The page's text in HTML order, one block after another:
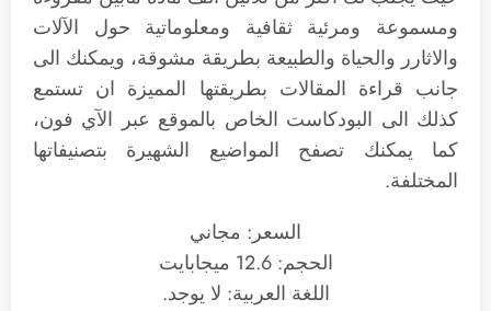
ومسموعة ومرئية ثقافية ومعلوماتية حول الآلات
والاثارر والحياة والطبيعة بطريقة مشوقة، ويمكنك الى
جانب قراءة المقالات بطريقتها المميزة ان تستمع
كذلك الى البودكاست الخاص بالموقع عبر الآي فون،
كما يمكنك تصفح المواضيع الشهيرة بتصنيفاتها
المختلفة.
السعر: مجاني
الحجم: 12.6 ميجابايت
اللغة العربية: لا يوجد.